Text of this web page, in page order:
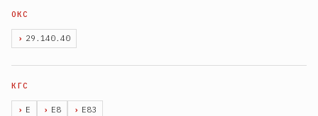
29.140.40
Е Е8 Е83